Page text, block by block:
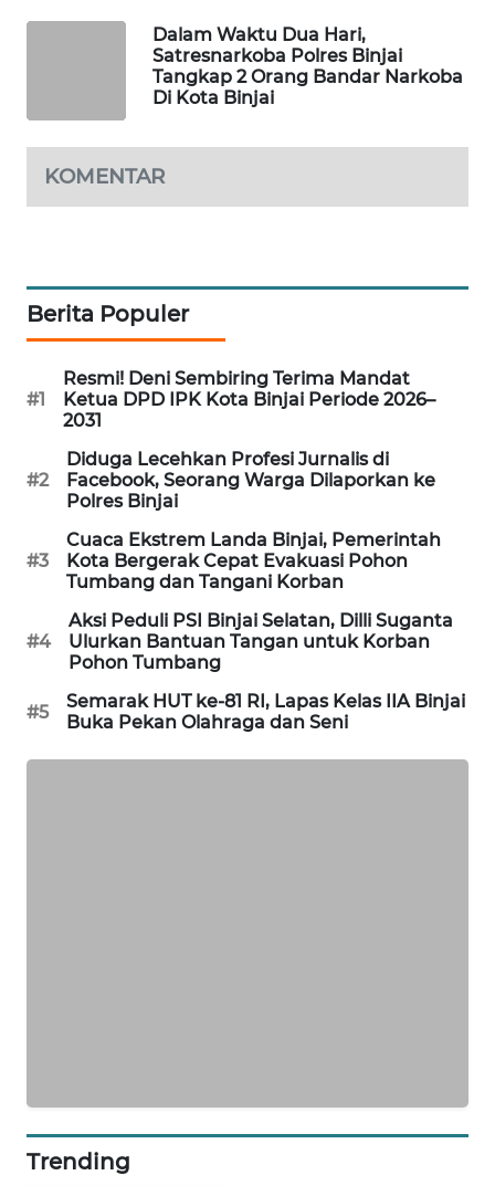
Dalam Waktu Dua Hari,
Satresnarkoba Polres Binjai
Tangkap 2 Orang Bandar Narkoba
Di Kota Binjai
KOMENTAR
Berita Populer
#1
Resmi! Deni Sembiring Terima Mandat
Ketua DPD IPK Kota Binjai Periode 2026–
2031
#2
Diduga Lecehkan Profesi Jurnalis di
Facebook, Seorang Warga Dilaporkan ke
Polres Binjai
#3
Cuaca Ekstrem Landa Binjai, Pemerintah
Kota Bergerak Cepat Evakuasi Pohon
Tumbang dan Tangani Korban
#4
Aksi Peduli PSI Binjai Selatan, Dilli Suganta
Ulurkan Bantuan Tangan untuk Korban
Pohon Tumbang
#5
Semarak HUT ke-81 RI, Lapas Kelas IIA Binjai
Buka Pekan Olahraga dan Seni
Trending
NEWS
AKHLAK
NEWS
SONYA
NEWS